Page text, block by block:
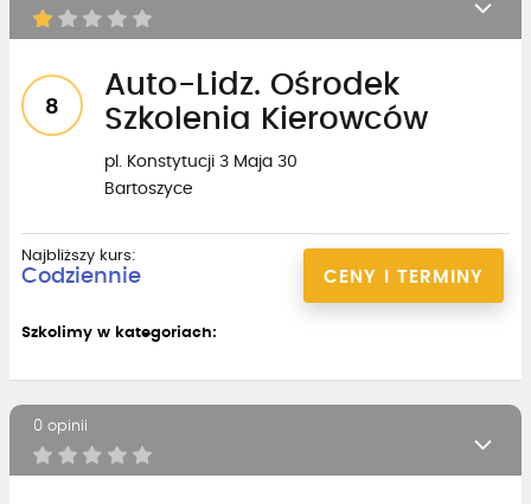
8
Auto-Lidz. Ośrodek
Szkolenia Kierowców
pl. Konstytucji 3 Maja 30
Bartoszyce
CENY I TERMINY
Najbliższy kurs:
Codziennie
Szkolimy w kategoriach:
0 opinii